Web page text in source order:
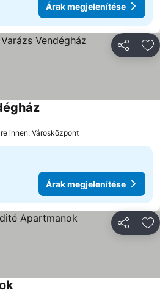
Árak megjelenítése
innen: Városközpont
Árak megjelenítése